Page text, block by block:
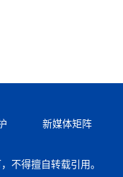
新媒体矩阵
不得擅自转载引用。